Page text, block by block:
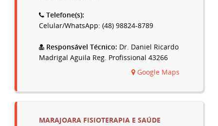
Telefone(s):
Celular/WhatsApp: (48) 98824-8789
Responsável Técnico: Dr. Daniel Ricardo
Madrigal Aguila Reg. Profissional 43266
Google Maps
MARAJOARA FISIOTERAPIA E SAÚDE